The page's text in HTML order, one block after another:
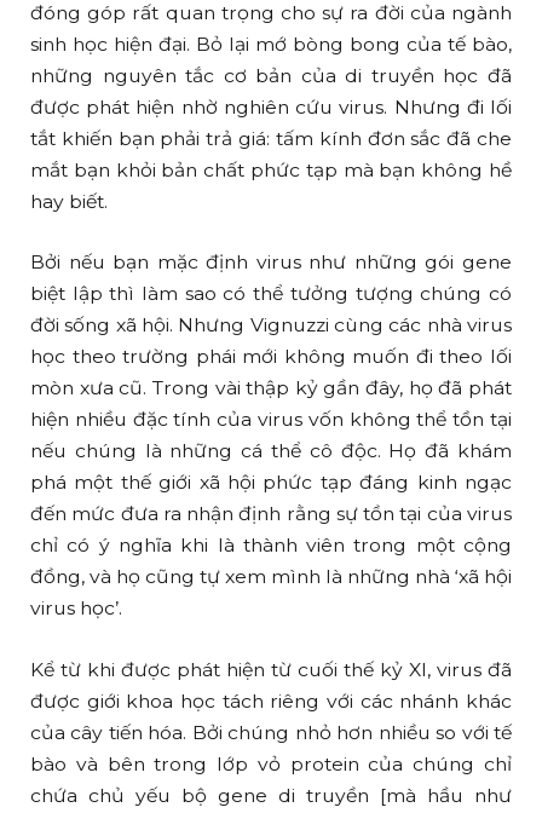
đóng góp rất quan trọng cho sự ra đời của ngành
sinh học hiện đại. Bỏ lại mớ bòng bong của tế bào,
những nguyên tắc cơ bản của di truyền học đã
được phát hiện nhờ nghiên cứu virus. Nhưng đi lối
tắt khiến bạn phải trả giá: tấm kính đơn sắc đã che
mắt bạn khỏi bản chất phức tạp mà bạn không hề
hay biết.
Bởi nếu bạn mặc định virus như những gói gene
biệt lập thì làm sao có thể tưởng tượng chúng có
đời sống xã hội. Nhưng Vignuzzi cùng các nhà virus
học theo trường phái mới không muốn đi theo lối
mòn xưa cũ. Trong vài thập kỷ gần đây, họ đã phát
hiện nhiều đặc tính của virus vốn không thể tồn tại
nếu chúng là những cá thể cô độc. Họ đã khám
phá một thế giới xã hội phức tạp đáng kinh ngạc
đến mức đưa ra nhận định rằng sự tồn tại của virus
chỉ có ý nghĩa khi là thành viên trong một cộng
đồng, và họ cũng tự xem mình là những nhà ‘xã hội
virus học’.
Kể từ khi được phát hiện từ cuối thế kỷ XI, virus đã
được giới khoa học tách riêng với các nhánh khác
của cây tiến hóa. Bởi chúng nhỏ hơn nhiều so với tế
bào và bên trong lớp vỏ protein của chúng chỉ
chứa chủ yếu bộ gene di truyền [mà hầu như